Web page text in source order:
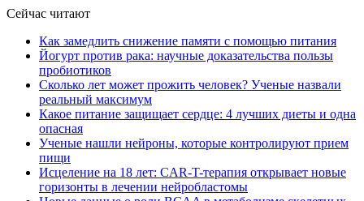
Сейчас читают
Как замедлить снижение памяти с помощью питания
Йогурт против рака: научные доказательства пользы
пробиотиков
Сколько лет может прожить человек? Ученые назвали
реальный максимум
Какое питание защищает сердце: 4 лучших диеты и одна
опасная
Ученые нашли нейроны, которые контролируют прием
пищи
Исцеление на 18 лет: CAR-T-терапия открывает новые
горизонты в лечении нейробластомы